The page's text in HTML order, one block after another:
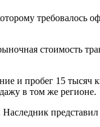
требовалось
стоимость
и пробег 15
в том же регионе.